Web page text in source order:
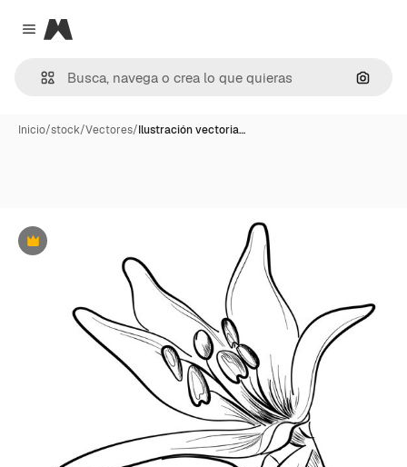
Close menu
Magnific
Inicio/stock/Vectores/Ilustración vectoria…
Premium